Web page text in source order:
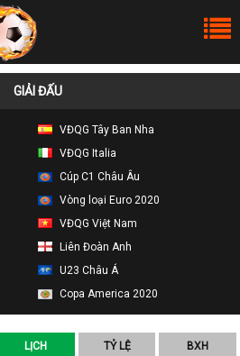
GIẢI ĐẤU
VĐQG Tây Ban Nha
VĐQG Italia
Cúp C1 Châu Âu
Vòng loại Euro 2020
VĐQG Việt Nam
Liên Đoàn Anh
U23 Châu Á
Copa America 2020
LỊCH TỶ LỆ BXH